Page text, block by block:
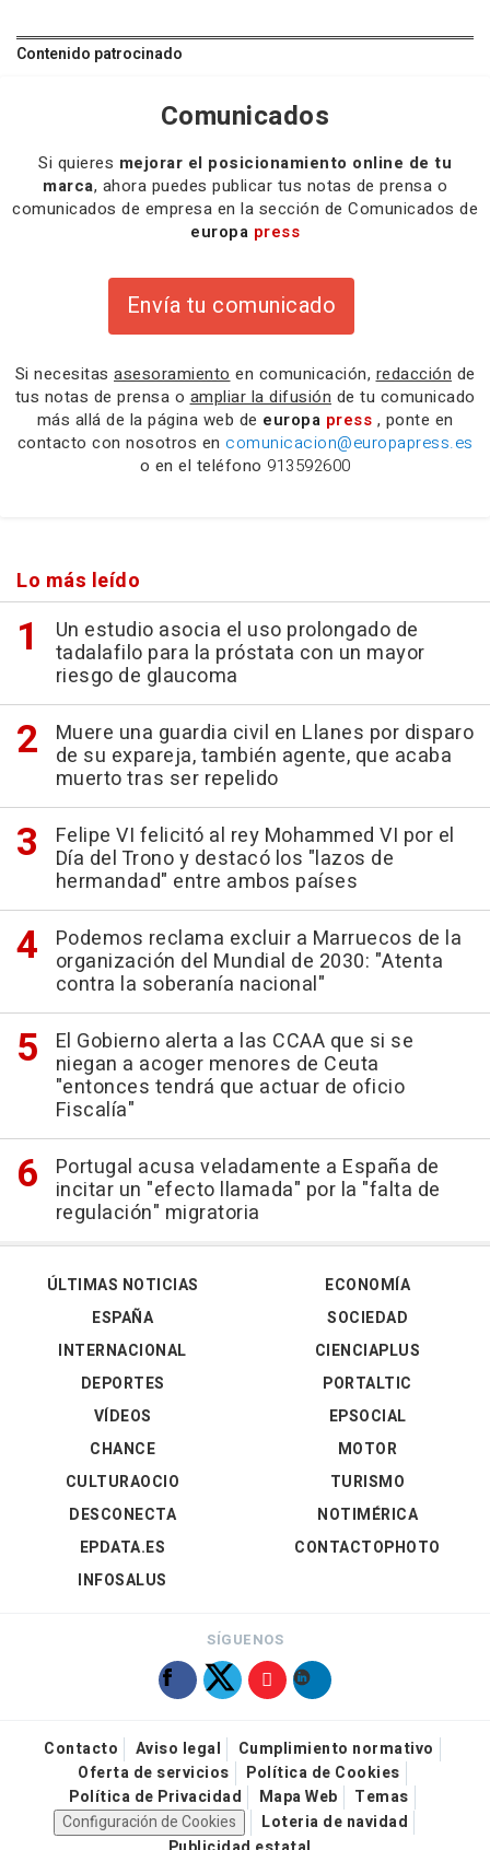
Contenido patrocinado
Comunicados
Si quieres mejorar el posicionamiento online de tu
marca, ahora puedes publicar tus notas de prensa o
comunicados de empresa en la sección de Comunicados de
europa press
Envía tu comunicado
Si necesitas asesoramiento en comunicación, redacción de
tus notas de prensa o ampliar la difusión de tu comunicado
más allá de la página web de europa press , ponte en
contacto con nosotros en comunicacion@europapress.es
o en el teléfono 913592600
Lo más leído
Un estudio asocia el uso prolongado de
tadalafilo para la próstata con un mayor
riesgo de glaucoma
Muere una guardia civil en Llanes por disparo
de su expareja, también agente, que acaba
muerto tras ser repelido
Felipe VI felicitó al rey Mohammed VI por el
Día del Trono y destacó los "lazos de
hermandad" entre ambos países
Podemos reclama excluir a Marruecos de la
organización del Mundial de 2030: "Atenta
contra la soberanía nacional"
El Gobierno alerta a las CCAA que si se
niegan a acoger menores de Ceuta
"entonces tendrá que actuar de oficio
Fiscalía"
Portugal acusa veladamente a España de
incitar un "efecto llamada" por la "falta de
regulación" migratoria
ÚLTIMAS NOTICIAS
ESPAÑA
INTERNACIONAL
DEPORTES
VÍDEOS
ECONOMÍA
SOCIEDAD
CIENCIAPLUS
PORTALTIC
EPSOCIAL
CHANCE
CULTURAOCIO
DESCONECTA
EPDATA.ES
INFOSALUS
MOTOR
TURISMO
NOTIMÉRICA
CONTACTOPHOTO
SÍGUENOS
Contacto Aviso legal
Cumplimiento normativo
Oferta de servicios
Política de Cookies
Política de Privacidad
Mapa Web
Temas
Configuración de Cookies
Loteria de navidad